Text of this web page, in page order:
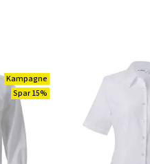
Kampagne
Spar 15%